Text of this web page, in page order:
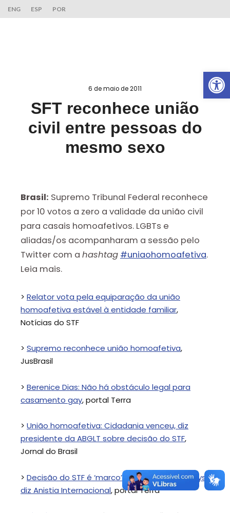
ENG ESP POR
6 de maio de 2011
SFT reconhece união
civil entre pessoas do
mesmo sexo
Brasil: Supremo Tribunal Federal reconhece
por 10 votos a zero a validade da união civil
para casais homoafetivos. LGBTs e
aliadas/os acompanharam a sessão pelo
Twitter com a hashtag #uniaohomoafetiva.
Leia mais.
> Relator vota pela equiparação da união
homoafetiva estável à entidade familiar,
Notícias do STF
> Supremo reconhece união homoafetiva,
JusBrasil
> Berenice Dias: Não há obstáculo legal para
casamento gay, portal Terra
> União homoafetiva: Cidadania venceu, diz
presidente da ABGLT sobre decisão do STF,
Jornal do Brasil
> Decisão do STF é ‘marco’ para direitos de gays,
diz Anistia Internacional, portal Terra